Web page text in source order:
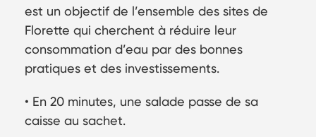
est un objectif de l’ensemble des sites de
Florette qui cherchent à réduire leur
consommation d’eau par des bonnes
pratiques et des investissements.
• En 20 minutes, une salade passe de sa
caisse au sachet.